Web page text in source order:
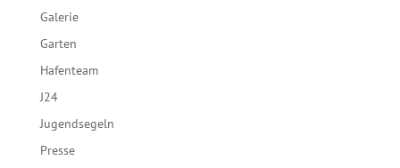
Galerie
Garten
Hafenteam
J24
Jugendsegeln
Presse